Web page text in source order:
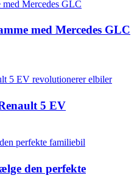
med Mercedes GLC
5 EV
den perfekte